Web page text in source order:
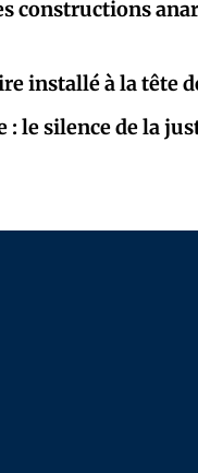
constructions
installé à la tête
: le silence de la